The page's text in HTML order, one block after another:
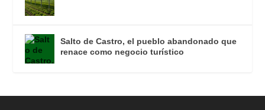
Salto de Castro, el pueblo abandonado que
renace como negocio turístico